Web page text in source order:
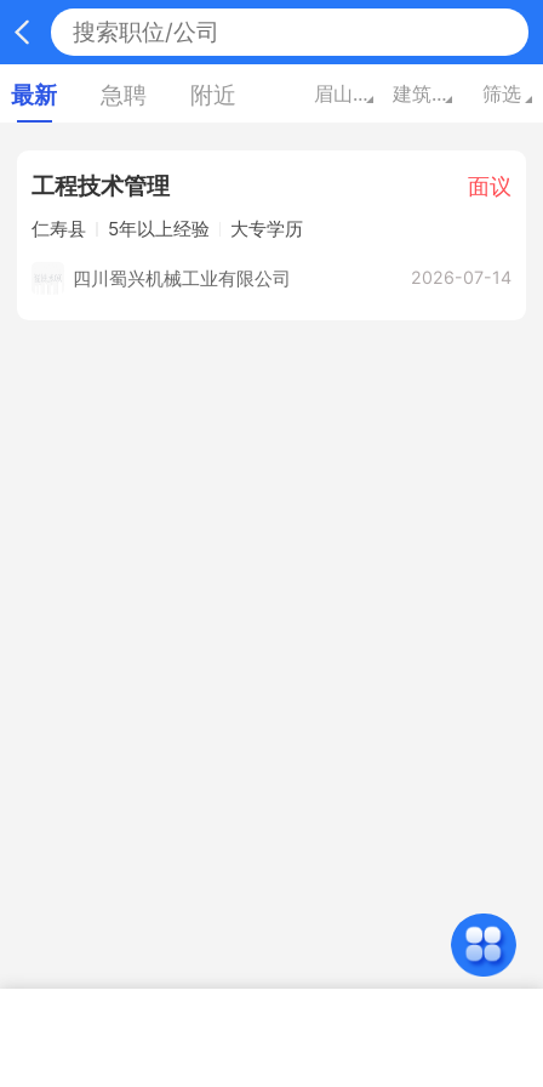
最新 急聘 附近 眉山四川 建筑/房地产 筛选
工程技术管理 面议
仁寿县 5年以上经验 大专学历
四川蜀兴机械工业有限公司 2026-07-14